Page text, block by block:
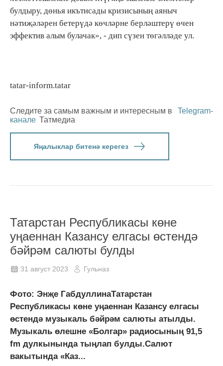
булдыру, дөнья икътисады кризисының аяныч
нәтиҗәләрен бетерүдә көчләрне берләштерү өчен
эффектив алым булачак», - дип сүзен төгәлләде ул.
tatar-inform.tatar
Следите за самым важным и интересным в
Telegram-
канале Татмедиа
Яңалыклар битенә керегез
Татарстан Республикасы көне
уңаеннан Казансу елгасы өстендә
бәйрәм салюты булды
31 август 2023 Гульназ
Фото: Энҗе ГабдуллинаТатарстан
Республикасы көне уңаеннан Казансу елгасы
өстендә музыкаль бәйрәм салюты атылды.
Музыкаль өлешне «Болгар» радиосының 91,5
fm дулкынында тыңлап булды.Салют
вакытында «Каз...